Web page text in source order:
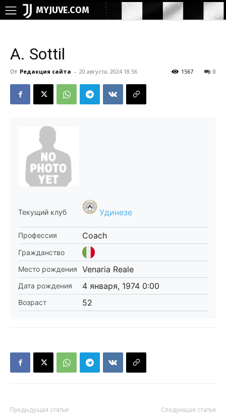
MYJUVE.COM
A. Sottil
От Редакция сайта - 20 августа, 2024 18:56 0
1567
Текущий клуб Удинезе
Профессия Coach
Гражданство
Место рождения
Venaria Reale
Дата рождения 4 января, 1974 0:00
Возраст 52
Предыдущая статья Следующая статья